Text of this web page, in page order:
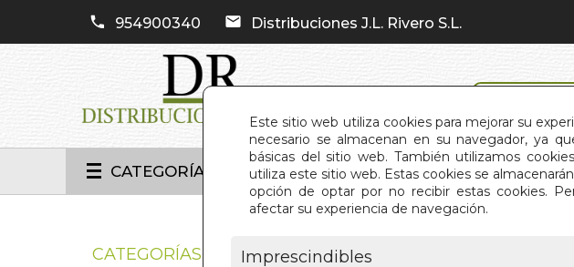
Este sitio web utiliza cookies para mejorar su
necesario se almacenan en su navegador, ya
básicas del sitio web. También utilizamos
utiliza este sitio web. Estas cookies se
opción de optar por no recibir estas cookies.
afectar su experiencia de navegación.
Imprescindibles
954900340 Distribuciones J.L. Rivero S.L.
CATEGORÍAS INICIO
CATEGORÍAS